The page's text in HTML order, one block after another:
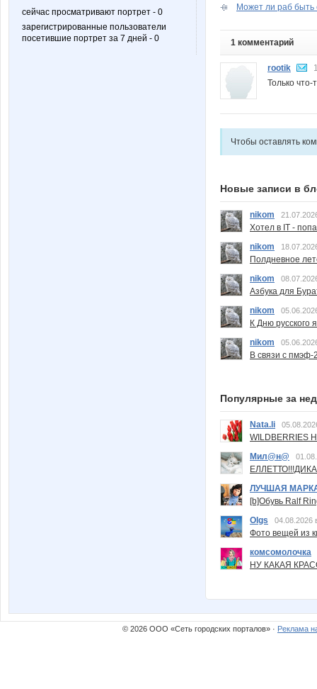
сейчас просматривают портрет - 0
зарегистрированные пользователи
посетившие портрет за 7 дней - 0
Может ли раб быть
1 комментарий
rootik
Только что-
Чтобы оставлять
Новые записи в
nikom
Хотел в IT -
nikom
Полдневное
nikom
Азбука для
nikom
К Дню русского
nikom
В связи с пмэф-
Популярные за
Nata.li
Мил@н@
ЛУЧШАЯ
[b]Обувь Ralf
Olgs
04.08.2026
Фото вещей из
комсомолочка
НУ КАКАЯ
© 2026 ООО «Сеть городских порталов» · Реклама